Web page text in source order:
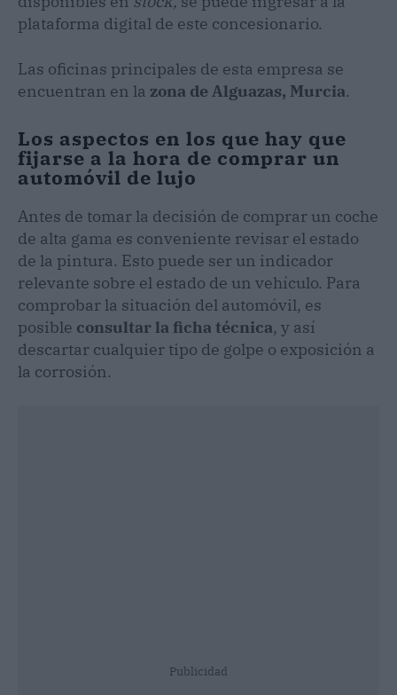
plataforma digital de este concesionario.
Las oficinas principales de esta empresa se
encuentran en la zona de Alguazas, Murcia.
Los aspectos en los que hay que
fijarse a la hora de comprar un
automóvil de lujo
Antes de tomar la decisión de comprar un coche
de alta gama es conveniente revisar el estado
de la pintura. Esto puede ser un indicador
relevante sobre el estado de un vehículo. Para
comprobar la situación del automóvil, es
posible consultar la ficha técnica, y así
descartar cualquier tipo de golpe o exposición a
la corrosión.
Publicidad